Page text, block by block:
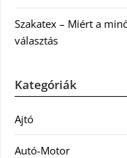
Szakatex – Miért a
választás
Kategóriák
Ajtó
Autó-Motor